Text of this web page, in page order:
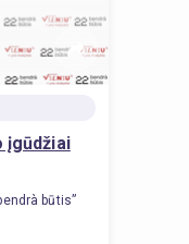
įgūdžiai
būtis”